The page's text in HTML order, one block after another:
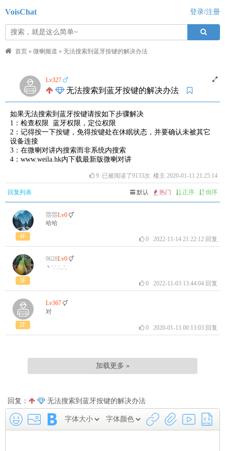
VoisChat 登录/注册
首页 » 微喇频道 » 无法搜索到蓝牙按键的解决办法
Lv327
无法搜索到蓝牙按键的解决办法
如果无法搜索到蓝牙按键请按如下步骤解决
1：检查权限 蓝牙权限，定位权限
2：记得按一下按键，免得按键处在休眠状态，并要确认未被其它
设备连接
3：在微喇对讲内搜索而非系统内搜索
4：www.weila.hk内下载最新版微喇对讲
9 已被阅读了9133次 楼主 2020-01-11 21:25:14
回复列表 默认 热门 正序 倒序
4F
瞾瞾Lv0
哈哈
02022-11-14 21:22:12 回复
3F
9628Lv0
丶∵∴∴
02022-11-03 13:44:04 回复
2F
Lv367
对
02020-01-13 00:13:03 回复
加载更多 »
回复： 无法搜索到蓝牙按键的解决办法